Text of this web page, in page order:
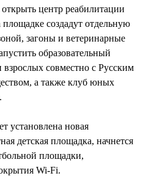
центр реабилитации
создадут отдельную
загоны и ветеринарные
образовательный
взрослых совместно с Русским
а также клуб юных
установлена новая
детская площадка, начнется
площадки,
Wi-Fi.